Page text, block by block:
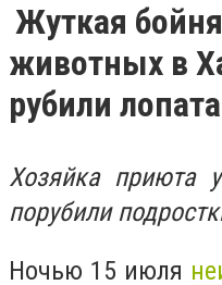
Жуткая
животных в
рубили
Хозяйка приюта
порубили
Ночью 15 июля